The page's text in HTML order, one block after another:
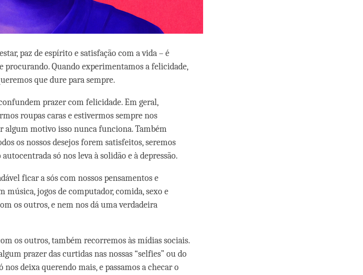
paz de espírito e satisfação com a vida – é
procurando. Quando experimentamos a felicidade,
que dure para sempre.
prazer com felicidade. Em geral,
roupas caras e estivermos sempre nos
algum motivo isso nunca funciona. Também
os nossos desejos forem satisfeitos, seremos
só nos leva à solidão e à depressão.
ficar a sós com nossos pensamentos e
música, jogos de computador, comida, sexo e
os outros, e nem nos dá uma verdadeira
os outros, também recorremos às mídias sociais.
prazer das curtidas nas nossas “selfies” ou do
deixa querendo mais, e passamos a checar o